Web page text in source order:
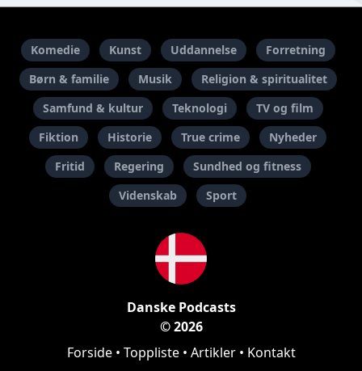
Komedie Kunst Uddannelse
Forretning
Børn & familie
Musik
Religion & spiritualitet
Samfund & kultur
Teknologi
TV og film
Fiktion
Historie True crime
Nyheder
Fritid
Regering
Sundhed og fitness
Videnskab
Sport
Danske Podcasts
© 2026
Forside• Toppliste• Artikler• Kontakt